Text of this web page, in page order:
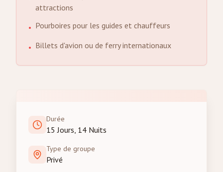
attractions
• Pourboires pour les guides et chauffeurs
• Billets d'avion ou de ferry internationaux
Durée
15 Jours, 14 Nuits
Type de groupe
Privé